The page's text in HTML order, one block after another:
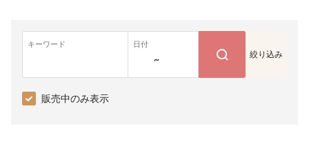
キーワード 日付
~ 絞り込み
販売中のみ表示